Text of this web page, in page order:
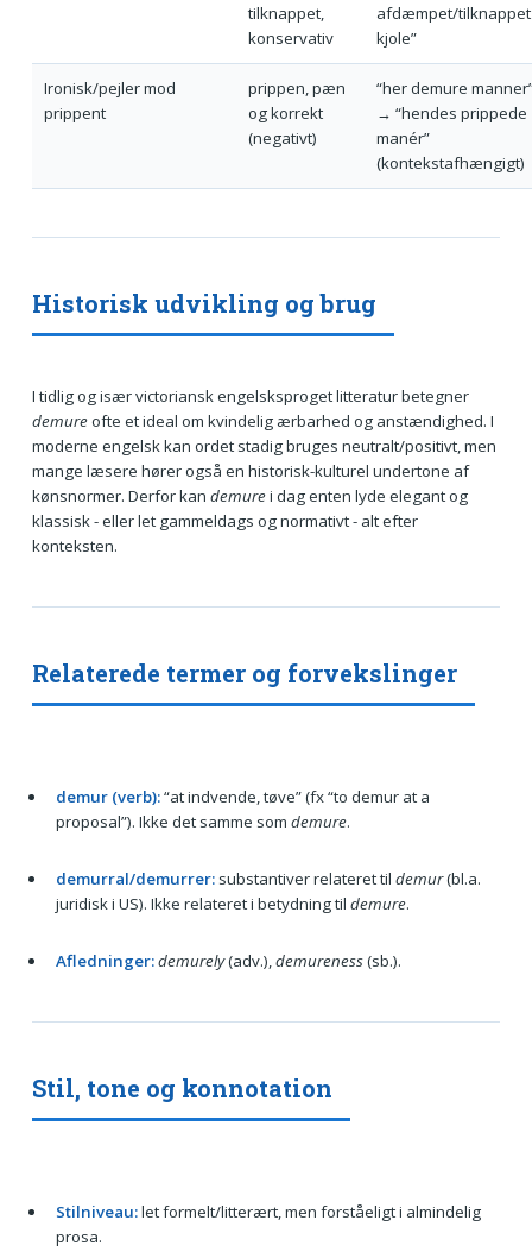
tilknappet,
konservativ
afdæmpet/tilknappet
kjole”
Ironisk/pejler mod
prippent
prippen, pæn
og korrekt
(negativt)
“her demure
→ “hendes prippede
manér”
(kontekstafhængigt)
Historisk udvikling og brug
I tidlig og især victoriansk engelsksproget litteratur betegner
demureofte et ideal om kvindelig ærbarhed og anstændighed. I
moderne engelsk kan ordet stadig bruges neutralt/positivt, men
mange læsere hører også en historisk-kulturel undertone af
kønsnormer. Derfor kan demurei dag enten lyde elegant og
klassisk - eller let gammeldags og normativt - alt efter
konteksten.
Relaterede termer og forvekslinger
demur (verb):“at indvende, tøve” (fx “to demur at a
proposal”). Ikke det samme som demure.
demurral/demurrer:substantiver relateret til demur(bl.a.
juridisk i US). Ikke relateret i betydning til demure.
Afledninger:demurely(adv.), demureness(sb.).
Stil, tone og konnotation
Stilniveau:let formelt/litterært, men forståeligt i almindelig
prosa.